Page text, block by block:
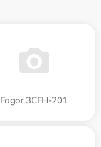
Fagor 3CFH-201